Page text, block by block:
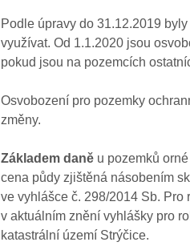
Podle úpravy do 31.12.2019
využívat. Od 1.1.2020 jsou
pokud jsou na pozemcích
Osvobození pro pozemky
změny.
Základem daně u pozemků
cena půdy zjištěná násobením
ve vyhlášce č. 298/2014 Sb.
v aktuálním znění vyhlášky pro
katastrální území Strýčice.